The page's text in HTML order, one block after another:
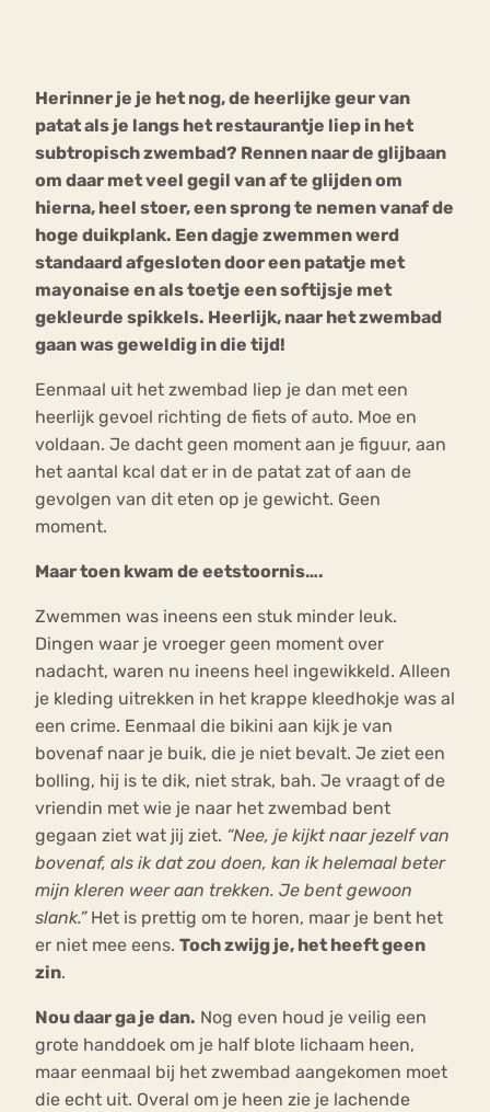
Herinner je je het nog, de heerlijke geur van
patat als je langs het restaurantje liep in het
subtropisch zwembad? Rennen naar de glijbaan
om daar met veel gegil van af te glijden om
hierna, heel stoer, een sprong te nemen vanaf de
hoge duikplank. Een dagje zwemmen werd
standaard afgesloten door een patatje met
mayonaise en als toetje een softijsje met
gekleurde spikkels. Heerlijk, naar het zwembad
gaan was geweldig in die tijd!
Eenmaal uit het zwembad liep je dan met een
heerlijk gevoel richting de fiets of auto. Moe en
voldaan. Je dacht geen moment aan je figuur, aan
het aantal kcal dat er in de patat zat of aan de
gevolgen van dit eten op je gewicht. Geen
moment.
Maar toen kwam de eetstoornis….
Zwemmen was ineens een stuk minder leuk.
Dingen waar je vroeger geen moment over
nadacht, waren nu ineens heel ingewikkeld. Alleen
je kleding uitrekken in het krappe kleedhokje was al
een crime. Eenmaal die bikini aan kijk je van
bovenaf naar je buik, die je niet bevalt. Je ziet een
bolling, hij is te dik, niet strak, bah. Je vraagt of de
vriendin met wie je naar het zwembad bent
gegaan ziet wat jij ziet. “Nee, je kijkt naar jezelf van
bovenaf, als ik dat zou doen, kan ik helemaal beter
mijn kleren weer aan trekken. Je bent gewoon
slank.”Het is prettig om te horen, maar je bent het
er niet mee eens. Toch zwijg je, het heeft geen
zin.
Nou daar ga je dan. Nog even houd je veilig een
grote handdoek om je half blote lichaam heen,
maar eenmaal bij het zwembad aangekomen moet
die echt uit. Overal om je heen zie je lachende
Forum
mia
Nerv
osa
Eetstoornis Anorexia Nervosa
Eetbuien Piekeren Sport
Trauma
Orthorexia
Afvallen Angst